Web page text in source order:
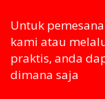
Untuk
kami atau
praktis, anda
dimana saja